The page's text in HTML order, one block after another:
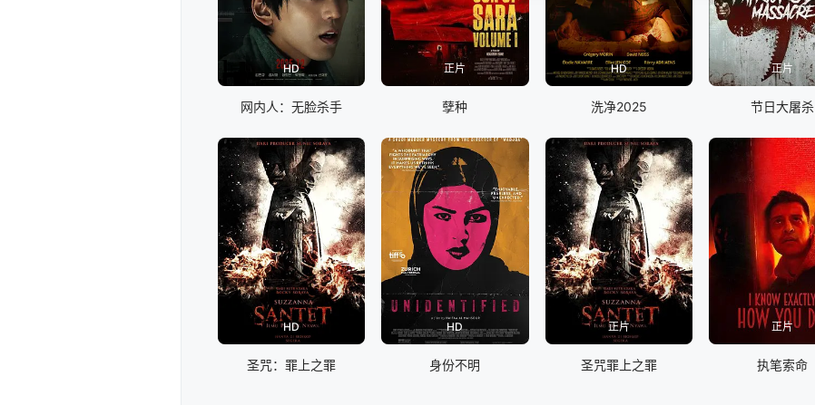
HD
网内人：无脸杀手
正片
孽种
HD
洗净2025
正片
节日大屠杀
HD
圣咒：罪上之罪
HD
身份不明
正片
圣咒罪上之罪
正片
执笔索命